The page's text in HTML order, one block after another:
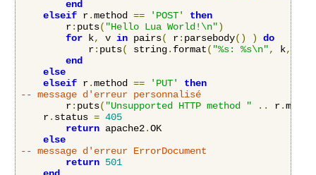
end
elseif r.method == 'POST'
then
    	r
: puts( "Hello Lua World!\n")
for k, v in pairs( r: parsebody() )
do
            r
: puts( string. format( "%s: %s\n", k,
end
else
elseif r.method == 'PUT'
then
-- message d'erreur personnalisé
        r
: puts( "Unsupported HTTP method " .. r.
	r
. status = 405
return apache2.OK
else
-- message d'erreur ErrorDocument
return 501